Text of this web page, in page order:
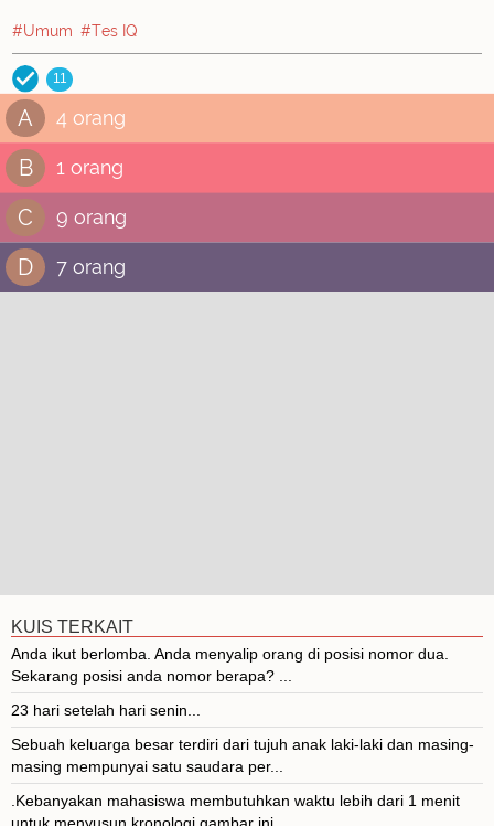
#Umum #Tes IQ
11
A 4 orang
B 1 orang
C 9 orang
D 7 orang
KUIS TERKAIT
Anda ikut berlomba. Anda menyalip orang di posisi nomor dua.
Sekarang posisi anda nomor berapa? ...
23 hari setelah hari senin...
Sebuah keluarga besar terdiri dari tujuh anak laki-laki dan masing-
masing mempunyai satu saudara per...
.Kebanyakan mahasiswa membutuhkan waktu lebih dari 1 menit
untuk menyusun kronologi gambar ini.